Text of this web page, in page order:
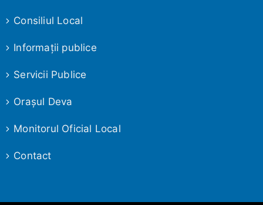
Consiliul Local
Informaţii publice
Servicii Publice
Oraşul Deva
Monitorul Oficial Local
Contact